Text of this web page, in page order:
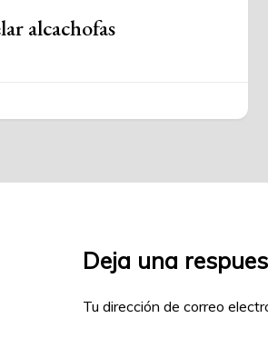
alcachofas
Deja una
Tu dirección de correo